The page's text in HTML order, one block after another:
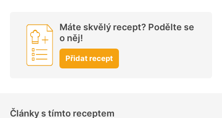
Máte skvělý recept? Podělte se
o něj!
Přidat recept
Články s tímto receptem